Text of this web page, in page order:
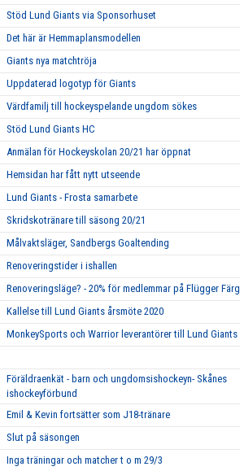
Stöd Lund Giants via Sponsorhuset
Det här är Hemmaplansmodellen
Giants nya matchtröja
Uppdaterad logotyp för Giants
Värdfamilj till hockeyspelande ungdom sökes
Stöd Lund Giants HC
Anmälan för Hockeyskolan 20/21 har öppnat
Hemsidan har fått nytt utseende
Lund Giants - Frosta samarbete
Skridskotränare till säsong 20/21
Målvaktsläger, Sandbergs Goaltending
Renoveringstider i ishallen
Renoveringsläge? - 20% för medlemmar på Flügger Färg
Kallelse till Lund Giants årsmöte 2020
MonkeySports och Warrior leverantörer till Lund Giants
Föräldraenkät - barn och ungdomsishockeyn- Skånes
ishockeyförbund
Emil & Kevin fortsätter som J18-tränare
Slut på säsongen
Inga träningar och matcher t o m 29/3